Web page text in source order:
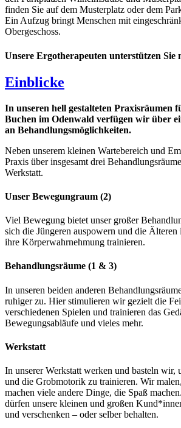
finden Sie auf dem Musterplatz oder dem
Ein Aufzug bringt Menschen mit
Obergeschoss.
Unsere Ergotherapeuten unterstützen Sie
Einblicke
In unseren hell gestalteten Praxisräumen
Buchen im Odenwald verfügen wir über
an Behandlungsmöglichkeiten.
Neben unserem kleinen Wartebereich und
Praxis über insgesamt drei
Werkstatt.
Unser Bewegungraum (2)
Viel Bewegung bietet unser großer
sich die Jüngeren auspowern und die
ihre Körperwahrnehmung trainieren.
Behandlungsräume (1 & 3)
In unseren beiden anderen
ruhiger zu. Hier stimulieren wir gezielt die
verschiedenen Spielen und trainieren das
Bewegungsabläufe und vieles mehr.
Werkstatt
In unserer Werkstatt werken und basteln wir,
und die Grobmotorik zu trainieren. Wir
machen viele andere Dinge, die Spaß
dürfen unsere kleinen und großen
und verschenken – oder selber behalten.